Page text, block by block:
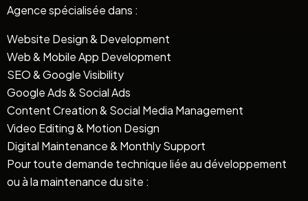
Agence spécialisée dans :
Website Design & Development
Web & Mobile App Development
SEO & Google Visibility
Google Ads & Social Ads
Content Creation & Social Media Management
Video Editing & Motion Design
Digital Maintenance & Monthly Support
Pour toute demande technique liée au développement
ou à la maintenance du site :